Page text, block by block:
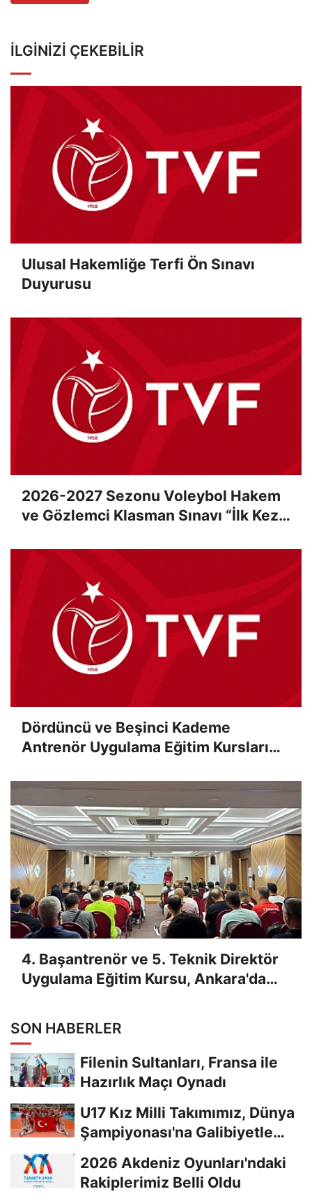
İLGINIZI ÇEKEBILIR
Ulusal Hakemliğe Terfi Ön Sınavı
Duyurusu
2026-2027 Sezonu Voleybol Hakem
ve Gözlemci Klasman Sınavı “İlk Kez”
Dördüncü ve Beşinci Kademe
Antrenör Uygulama Eğitim Kursları
4. Başantrenör ve 5. Teknik Direktör
Uygulama Eğitim Kursu, Ankara'da
SON HABERLER
Filenin Sultanları, Fransa ile
Hazırlık Maçı Oynadı
U17 Kız Milli Takımımız, Dünya
Şampiyonası'na Galibiyetle
2026 Akdeniz Oyunları'ndaki
Rakiplerimiz Belli Oldu